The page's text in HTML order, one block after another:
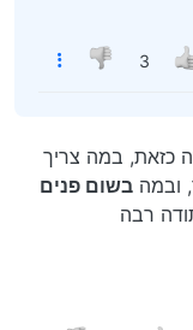
3
כזאת, במה צריך
ובמה בשום פנים
רבה